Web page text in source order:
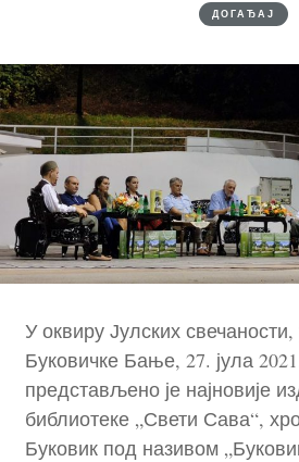
ДОГАЂАЈ
У оквиру Јулских
Буковичке Бање, 27. јула
представљено је најновије
библиотеке „Свети Сава“,
Буковик под називом